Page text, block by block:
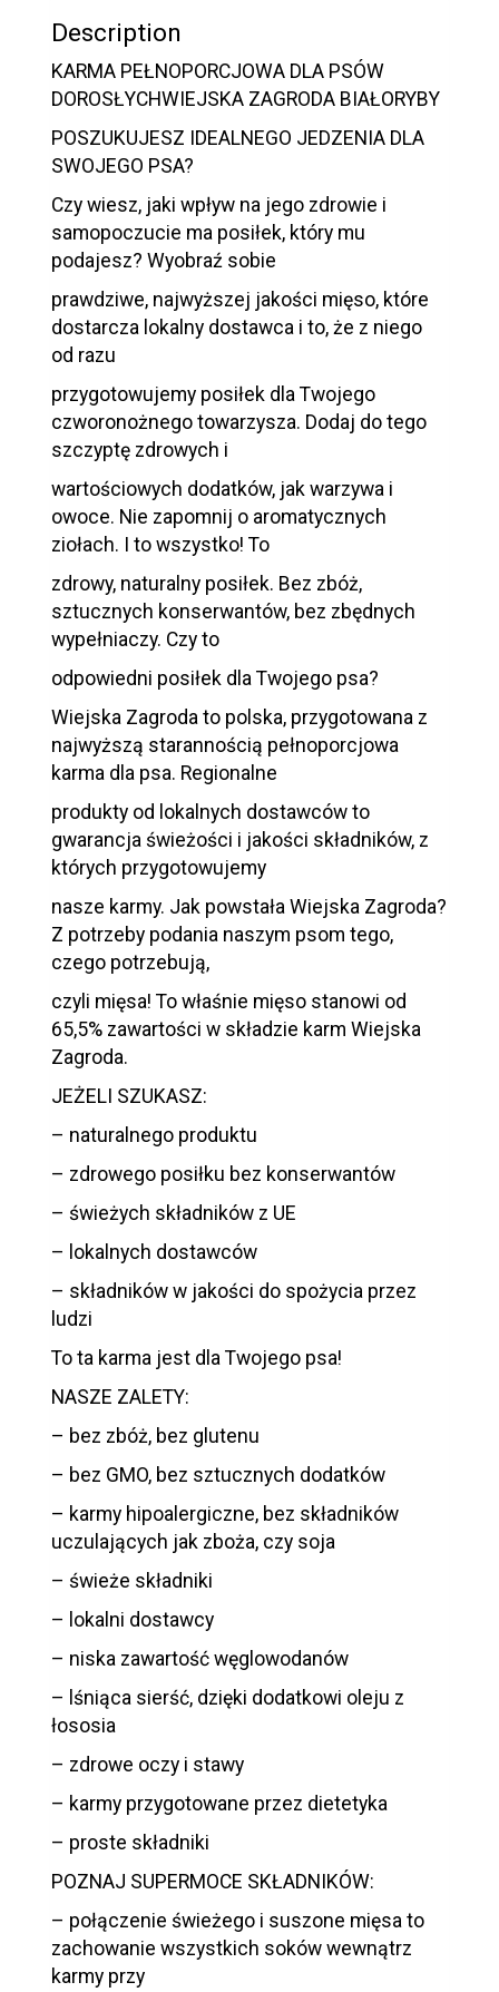
Description
KARMA PEŁNOPORCJOWA DLA PSÓW
DOROSŁYCHWIEJSKA ZAGRODA BIAŁORYBY
POSZUKUJESZ IDEALNEGO JEDZENIA DLA
SWOJEGO PSA?
Czy wiesz, jaki wpływ na jego zdrowie i
samopoczucie ma posiłek, który mu
podajesz? Wyobraź sobie
prawdziwe, najwyższej jakości mięso, które
dostarcza lokalny dostawca i to, że z niego
od razu
przygotowujemy posiłek dla Twojego
czworonożnego towarzysza. Dodaj do tego
szczyptę zdrowych i
wartościowych dodatków, jak warzywa i
owoce. Nie zapomnij o aromatycznych
ziołach. I to wszystko! To
zdrowy, naturalny posiłek. Bez zbóż,
sztucznych konserwantów, bez zbędnych
wypełniaczy. Czy to
odpowiedni posiłek dla Twojego psa?
Wiejska Zagroda to polska, przygotowana z
najwyższą starannością pełnoporcjowa
karma dla psa. Regionalne
produkty od lokalnych dostawców to
gwarancja świeżości i jakości składników, z
których przygotowujemy
nasze karmy. Jak powstała Wiejska Zagroda?
Z potrzeby podania naszym psom tego,
czego potrzebują,
czyli mięsa! To właśnie mięso stanowi od
65,5% zawartości w składzie karm Wiejska
Zagroda.
JEŻELI SZUKASZ:
– naturalnego produktu
– zdrowego posiłku bez konserwantów
– świeżych składników z UE
– lokalnych dostawców
– składników w jakości do spożycia przez
ludzi
To ta karma jest dla Twojego psa!
NASZE ZALETY:
– bez zbóż, bez glutenu
– bez GMO, bez sztucznych dodatków
– karmy hipoalergiczne, bez składników
uczulających jak zboża, czy soja
– świeże składniki
– lokalni dostawcy
– niska zawartość węglowodanów
– lśniąca sierść, dzięki dodatkowi oleju z
łososia
– zdrowe oczy i stawy
– karmy przygotowane przez dietetyka
– proste składniki
POZNAJ SUPERMOCE SKŁADNIKÓW:
– połączenie świeżego i suszone mięsa to
zachowanie wszystkich soków wewnątrz
karmy przy